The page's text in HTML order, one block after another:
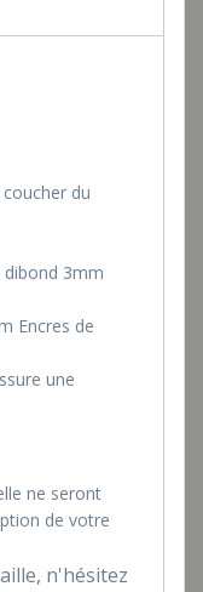
du
3mm
Encres de
une
ne seront
de votre
n'hésitez